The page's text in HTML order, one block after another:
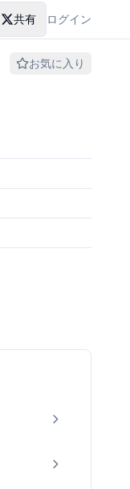
共有 ログイン
お気に入り